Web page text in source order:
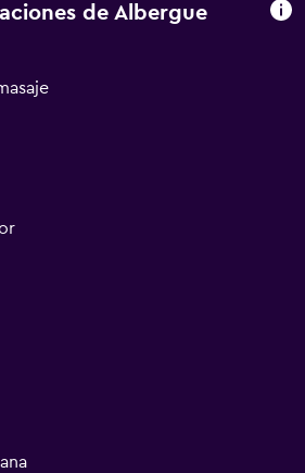
de Albergue